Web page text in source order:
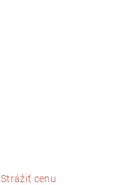
Strážiť cenu